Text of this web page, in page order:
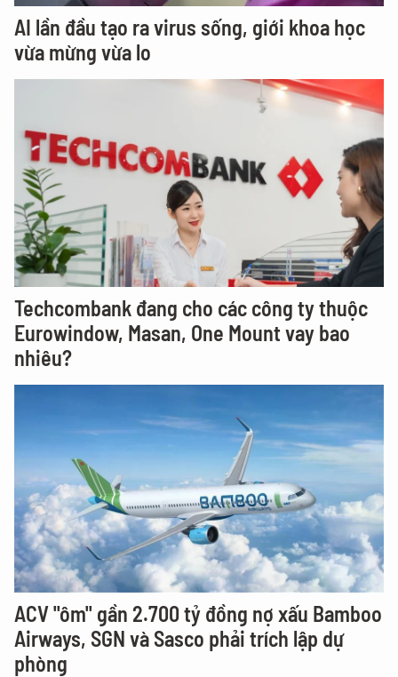
AI lần đầu tạo ra virus sống, giới khoa học
vừa mừng vừa lo
Techcombank đang cho các công ty thuộc
Eurowindow, Masan, One Mount vay bao
nhiêu?
ACV "ôm" gần 2.700 tỷ đồng nợ xấu Bamboo
Airways, SGN và Sasco phải trích lập dự
phòng